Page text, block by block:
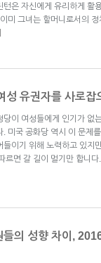
은 자신에게 유리하게 활
미 그녀는 할머니로서의
성 유권자를 사로잡
당이 여성들에게 인기가 없
. 미국 공화당 역시 이 문제
들이기 위해 노력하고 있지
르면 갈 길이 멀기만 합니다.
의 성향 차이,